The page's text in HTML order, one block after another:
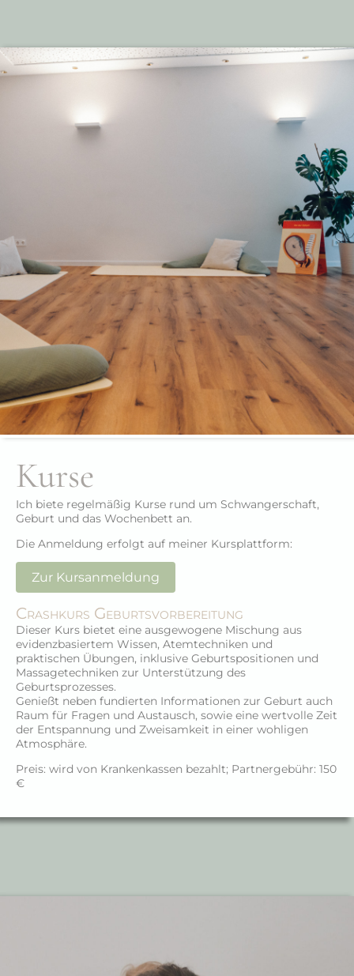
Kurse
Ich biete regelmäßig Kurse rund um Schwangerschaft,
Geburt und das Wochenbett an.
Die Anmeldung erfolgt auf meiner Kursplattform:
Zur Kursanmeldung
Crashkurs Geburtsvorbereitung
Dieser Kurs bietet eine ausgewogene Mischung aus
evidenzbasiertem Wissen, Atemtechniken und
praktischen Übungen, inklusive Geburtspositionen und
Massagetechniken zur Unterstützung des
Geburtsprozesses.
Genießt neben fundierten Informationen zur Geburt auch
Raum für Fragen und Austausch, sowie eine wertvolle Zeit
der Entspannung und Zweisamkeit in einer wohligen
Atmosphäre.
Preis: wird von Krankenkassen bezahlt; Partnergebühr: 150
€